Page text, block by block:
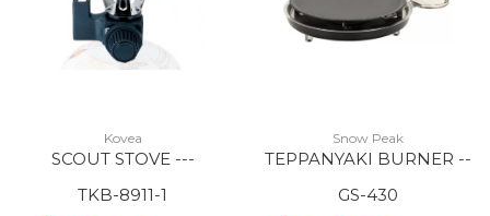
Kovea
SCOUT STOVE ---
TKB-8911-1
Snow Peak
TEPPANYAKI BURNER --
GS-430